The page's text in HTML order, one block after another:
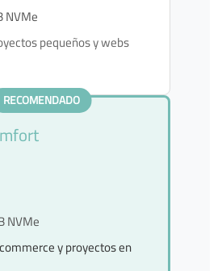
NVMe
pequeños y webs
RECOMENDADO
NVMe
y proyectos en